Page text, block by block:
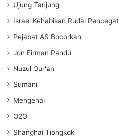
Ujung Tanjung
Israel Kehabisan Rudal Pencegat
Pejabat AS Bocorkan
Jon Firman Pandu
Nuzul Qur'an
Sumani
Mengenal
O2O
Shanghai Tiongkok